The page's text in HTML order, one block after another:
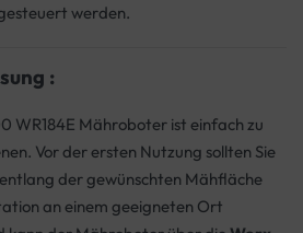
werden.
:
WR184E Mähroboter ist einfach zu
Vor der ersten Nutzung sollten Sie
der gewünschten Mähfläche
an einem geeigneten Ort